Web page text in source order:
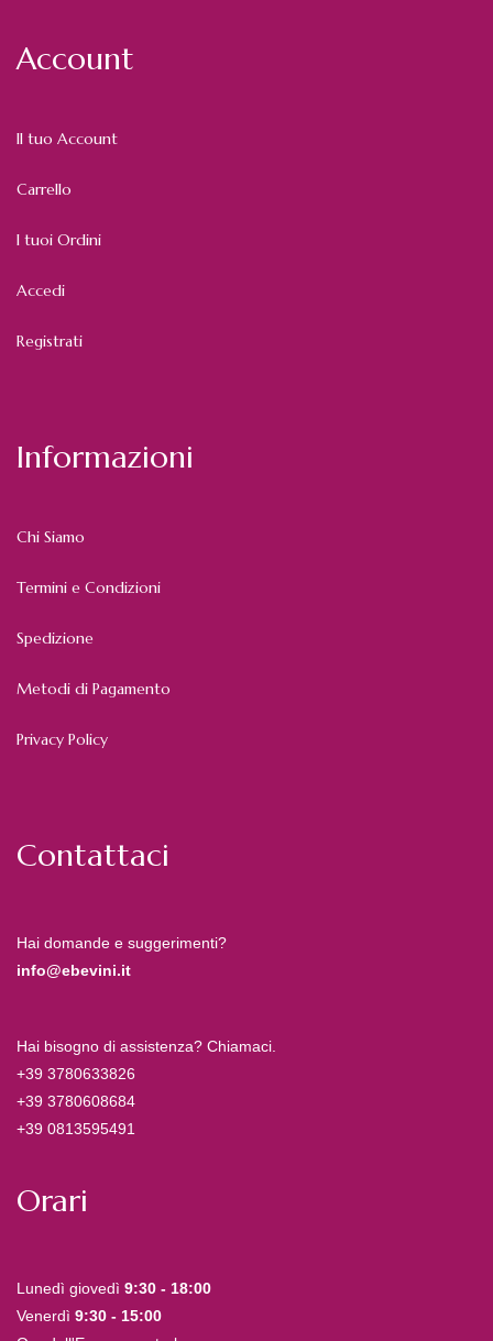
Account
Il tuo Account
Carrello
I tuoi Ordini
Accedi
Registrati
Informazioni
Chi Siamo
Termini e Condizioni
Spedizione
Metodi di Pagamento
Privacy Policy
Contattaci
Hai domande e suggerimenti?
info@ebevini.it
Hai bisogno di assistenza? Chiamaci.
+39 3780633826
+39 3780608684
+39 0813595491
Orari
Lunedì giovedì 9:30 - 18:00
Venerdì 9:30 - 15:00